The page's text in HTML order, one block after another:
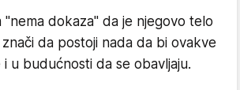
"nema dokaza" da je njegovo telo
da postoji nada da bi ovakve
u budućnosti da se obavljaju.